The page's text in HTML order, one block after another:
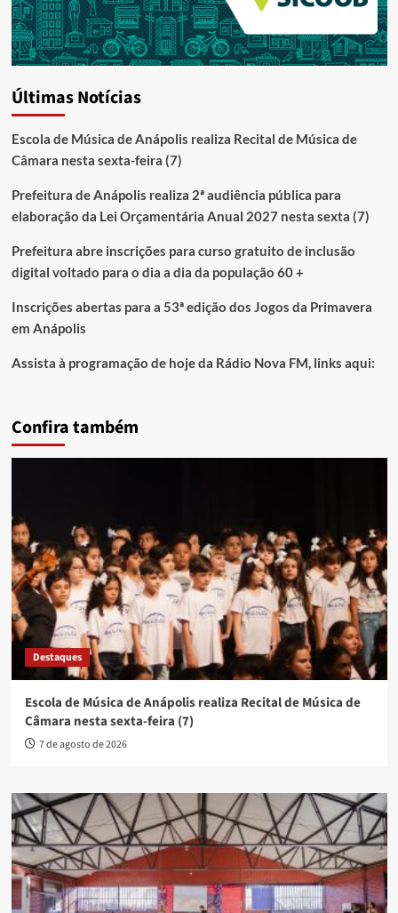
Últimas Notícias
Escola de Música de Anápolis realiza Recital de Música de
Câmara nesta sexta-feira (7)
Prefeitura de Anápolis realiza 2ª audiência pública para
elaboração da Lei Orçamentária Anual 2027 nesta sexta (7)
Prefeitura abre inscrições para curso gratuito de inclusão
digital voltado para o dia a dia da população 60 +
Inscrições abertas para a 53ª edição dos Jogos da Primavera
em Anápolis
Assista à programação de hoje da Rádio Nova FM, links aqui:
Confira também
Destaques
Escola de Música de Anápolis realiza Recital de Música de
Câmara nesta sexta-feira (7)
7 de agosto de 2026